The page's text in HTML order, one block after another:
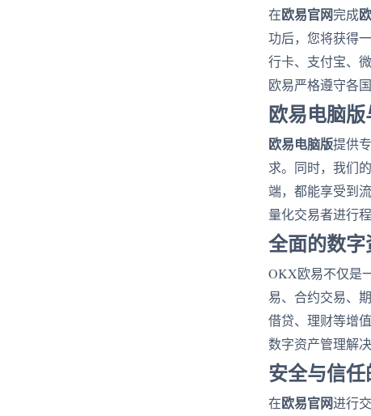
在欧易官网完成
功后，您将获得
行卡、支付宝、
欧易严格遵守各
欧易电脑
欧易电脑版提供
求。同时，我们
端，都能享受到
量化交易者进行
全面的数
OKX欧易不仅是
易、合约交易、
借贷、理财等增
数字资产管理解决
安全与信
在欧易官网进行